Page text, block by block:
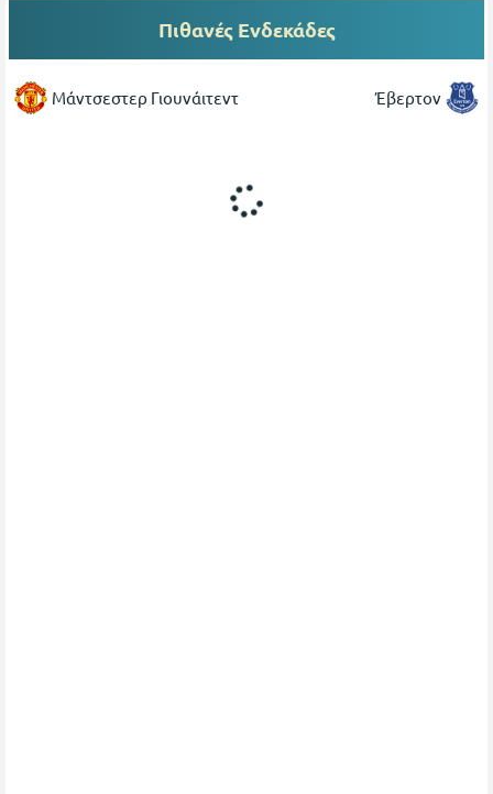
Πιθανές Ενδεκάδες
Μάντσεστερ Γιουνάιτεντ Έβερτον